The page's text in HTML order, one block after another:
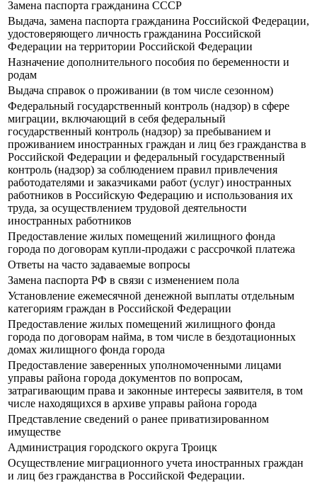
Замена паспорта гражданина СССР
Выдача, замена паспорта гражданина Российской Федерации,
удостоверяющего личность гражданина Российской
Федерации на территории Российской Федерации
Назначение дополнительного пособия по беременности и
родам
Выдача справок о проживании (в том числе сезонном)
Федеральный государственный контроль (надзор) в сфере
миграции, включающий в себя федеральный
государственный контроль (надзор) за пребыванием и
проживанием иностранных граждан и лиц без гражданства в
Российской Федерации и федеральный государственный
контроль (надзор) за соблюдением правил привлечения
работодателями и заказчиками работ (услуг) иностранных
работников в Российскую Федерацию и использования их
труда, за осуществлением трудовой деятельности
иностранных работников
Предоставление жилых помещений жилищного фонда
города по договорам купли-продажи с рассрочкой платежа
Ответы на часто задаваемые вопросы
Замена паспорта РФ в связи с изменением пола
Установление ежемесячной денежной выплаты отдельным
категориям граждан в Российской Федерации
Предоставление жилых помещений жилищного фонда
города по договорам найма, в том числе в бездотационных
домах жилищного фонда города
Предоставление заверенных уполномоченными лицами
управы района города документов по вопросам,
затрагивающим права и законные интересы заявителя, в том
числе находящихся в архиве управы района города
Представление сведений о ранее приватизированном
имуществе
Администрация городского округа Троицк
Осуществление миграционного учета иностранных граждан
и лиц без гражданства в Российской Федерации.